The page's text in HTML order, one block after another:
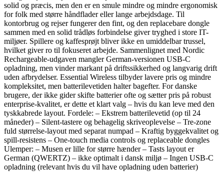
solid og præcis, men den er en smule mindre og mindre ergonomisk
for folk med større håndflader eller lange arbejdsdage. Til
kontorbrug og rejser fungerer den fint, og den replacebare dongle
sammen med en solid trådløs forbindelse giver tryghed i store IT-
miljøer. Spillere og kaffesprøjt bliver ikke en umiddelbar trussel,
hvilket giver ro til fokuseret arbejde. Sammenlignet med Nordic
Rechargeable-udgaven mangler German-versionen USB-C
opladning, men vinder markant på driftssikkerhed og langvarig drift
uden afbrydelser. Essential Wireless tilbyder lavere pris og mindre
kompleksitet, men batterilevetiden halter bagefter. For danske
brugere, der ikke gider skifte batterier ofte og sætter pris på robust
enterprise-kvalitet, er dette et klart valg – hvis du kan leve med den
tyskkabrede layout. Fordele: – Ekstrem batterilevetid (op til 24
måneder) – Silent-tastere og behagelig skriveoplevelse – Tre-zone
fuld størrelse-layout med separat numpad – Kraftig byggekvalitet og
spill-resistens – One-touch media controls og replaceable dongles
Ulemper: – Musen er lille for større hænder – Tasts layout er
German (QWERTZ) – ikke optimalt i dansk miljø – Ingen USB-C
opladning (relevant hvis du vil have opladning uden batterier)